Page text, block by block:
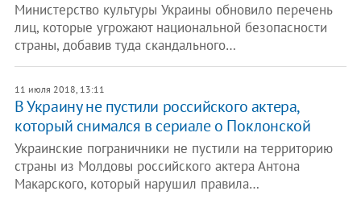
Министерство культуры Украины обновило перечень
лиц, которые угрожают национальной безопасности
страны, добавив туда скандального…
11 июля 2018, 13:11
​В Украину не пустили российского актера,
который снимался в сериале о Поклонской
Украинские пограничники не пустили на территорию
страны из Молдовы российского актера Антона
Макарского, который нарушил правила…